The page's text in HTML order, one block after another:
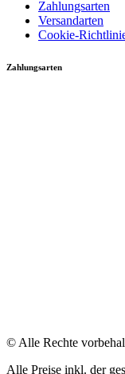
Zahlungsarten
Versandarten
Cookie-
Zahlungsarten
© Alle Rechte
Alle Preise inkl. der